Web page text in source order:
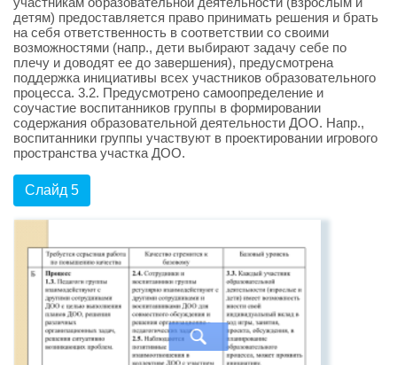
детям) предоставляется право принимать решения и брать
на себя ответственность в соответствии со своими
возможностями (напр., дети выбирают задачу себе по
плечу и доводят ее до завершения), предусмотрена
поддержка инициативы всех участников образовательного
процесса. 3.2. Предусмотрено самоопределение и
соучастие воспитанников группы в формировании
содержания образовательной деятельности ДОО. Напр.,
воспитанники группы участвуют в проектировании игрового
пространства участка ДОО.
Слайд 5